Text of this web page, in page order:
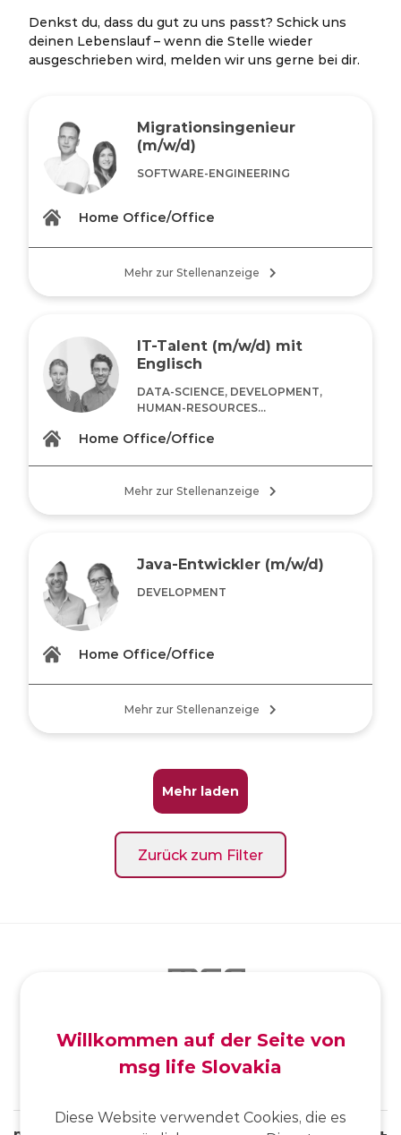
Denkst du, dass du gut zu uns passt? Schick uns
deinen Lebenslauf – wenn die Stelle wieder
ausgeschrieben wird, melden wir uns gerne bei dir.
Migrationsingenieur
(m/w/d)
SOFTWARE-ENGINEERING
Home Office/Office
Mehr zur Stellenanzeige
IT-Talent (m/w/d) mit
Englisch
DATA-SCIENCE, DEVELOPMENT,
HUMAN-RESOURCES...
Home Office/Office
Mehr zur Stellenanzeige
Java-Entwickler (m/w/d)
DEVELOPMENT
Home Office/Office
Mehr zur Stellenanzeige
Mehr laden
Zurück zum Filter
Willkommen auf der Seite von
msg life Slovakia
Diese Website verwendet Cookies, die es